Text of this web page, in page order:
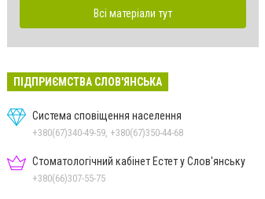
Всі матеріали тут
ПІДПРИЄМСТВА СЛОВ'ЯНСЬКА
Система сповіщення населення
+380(67)340-49-59, +380(67)350-44-68
Стоматологічний кабінет Естет у Слов'янську
+380(66)307-55-75